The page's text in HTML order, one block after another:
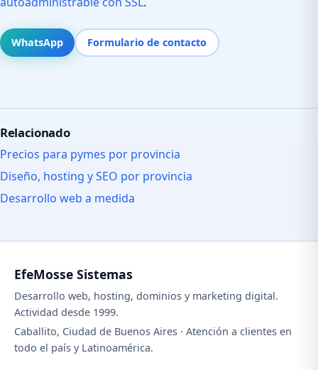
WhatsApp Formulario de contacto
Relacionado
Precios para pymes por provincia
Diseño, hosting y SEO por provincia
Desarrollo web a medida
EfeMosse Sistemas
Desarrollo web, hosting, dominios y marketing digital.
Actividad desde 1999.
Caballito, Ciudad de Buenos Aires · Atención a clientes en
todo el país y Latinoamérica.